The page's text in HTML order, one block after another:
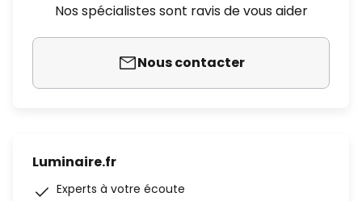
Nos spécialistes sont ravis de vous aider
Nous contacter
Luminaire.fr
Experts à votre écoute